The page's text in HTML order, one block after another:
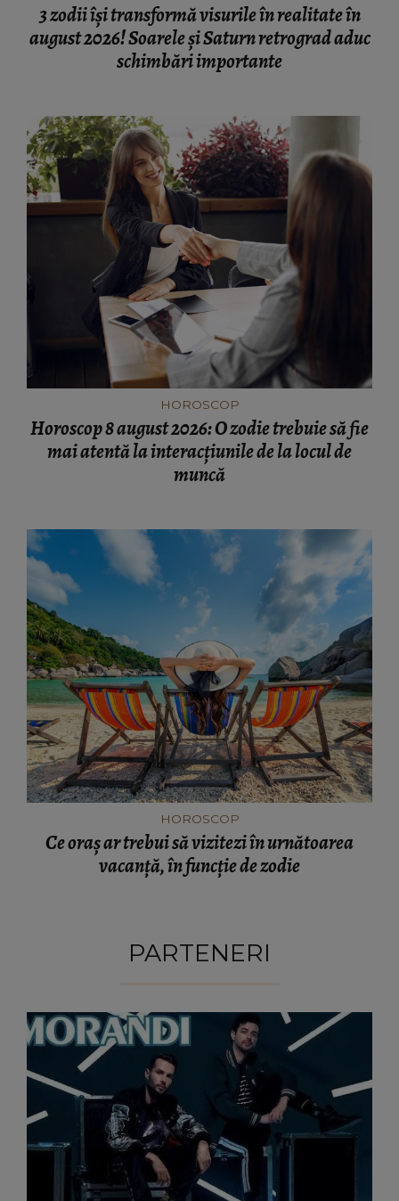
3 zodii își transformă visurile în realitate în
august 2026! Soarele și Saturn retrograd aduc
schimbări importante
HOROSCOP
Horoscop 8 august 2026: O zodie trebuie să fie
mai atentă la interacțiunile de la locul de
muncă
HOROSCOP
Ce oraș ar trebui să vizitezi în urnătoarea
vacanță, în funcție de zodie
PARTENERI